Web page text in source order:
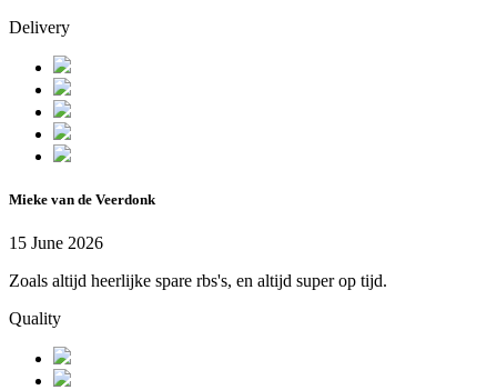
Delivery
Mieke van de Veerdonk
15 June 2026
Zoals altijd heerlijke spare rbs's, en altijd super op tijd.
Quality